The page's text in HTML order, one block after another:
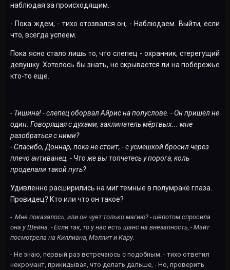
наблюдая за происходящим.
- Пока ждем, - тихо отозвался он, - Наблюдаем. Выйти, если
что, всегда успеем.
Пока ясно стало лишь то, что слепец - охранник, стерегущий
девушку. Хотелось бы знать, не скрывается ли на побережье
кто-то еще.
- Тишина! - слепец оборвал Айрис на полуслове. - Он пришёл не
один. Говорящая с духами, заклинатель мёртвых... мне
разобраться с ними?
- Спасибо, Доннар, пока не стоит, - с усмешкой бросил через
плечо антиванец. - Что же вы топчетесь у порога, коль
проделали такой путь?
Удивленно расширились на миг темные в полумраке глаза.
Провидец? Кто или что он такое?
- Мне показалось, или он чует только магию? - шёпотом спросила
она у Шейна. - Если так, то у нас есть шанс на внезапность, - Мэйт
посмотрела на Киллиана, Мэллит и Кару.
- Не знаю, первый раз встречаюсь с подобным. - тихо ответил
некромант, прикидывая, что делать дальше, - Но, проверить